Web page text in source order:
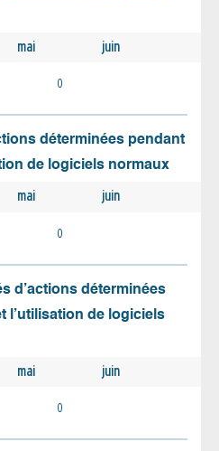
mai juin
0
déterminées pendant
de logiciels normaux
mai juin
0
d’actions déterminées
l’utilisation de logiciels
mai juin
0